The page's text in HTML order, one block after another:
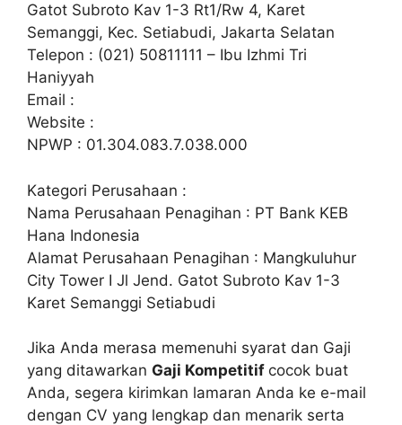
Gatot Subroto Kav 1-3 Rt1/Rw 4, Karet
Semanggi, Kec. Setiabudi, Jakarta Selatan
Telepon : (021) 50811111 – Ibu Izhmi Tri
Haniyyah
Email :
Website :
NPWP : 01.304.083.7.038.000
Kategori Perusahaan :
Nama Perusahaan Penagihan : PT Bank KEB
Hana Indonesia
Alamat Perusahaan Penagihan : Mangkuluhur
City Tower I Jl Jend. Gatot Subroto Kav 1-3
Karet Semanggi Setiabudi
Jika Anda merasa memenuhi syarat dan Gaji
yang ditawarkan Gaji Kompetitif cocok buat
Anda, segera kirimkan lamaran Anda ke e-mail
dengan CV yang lengkap dan menarik serta